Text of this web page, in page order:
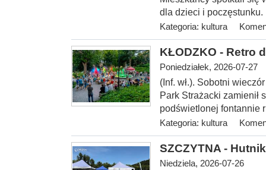
dla dzieci i poczęstunku.
Kategoria: kultura
KŁODZKO - Retro
Poniedziałek, 2026-07-27
(Inf. wł.). Sobotni
Park Strażacki zamienił
podświetlonej fontannie
Kategoria: kultura
SZCZYTNA -
Niedziela, 2026-07-26